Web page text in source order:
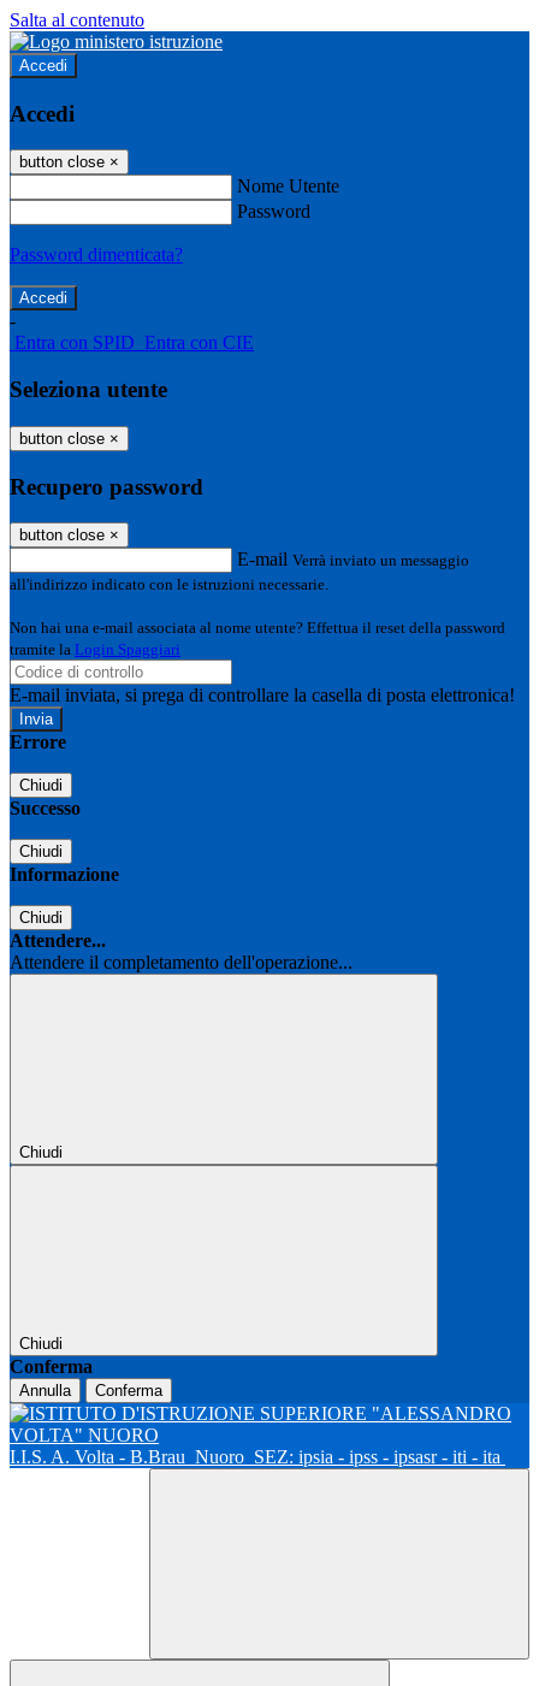
Salta al contenuto
Accedi
Accedi
button close ×
Nome Utente
Password
Password dimenticata?
-
Entra con SPID Entra con CIE
Seleziona utente
button close ×
Recupero password
button close ×
E-mail Verrà inviato un messaggio
all'indirizzo indicato con le istruzioni necessarie.
Non hai una e-mail associata al nome utente? Effettua il reset della password
tramite la Login Spaggiari
E-mail inviata, si prega di controllare la casella di posta elettronica!
Errore
Chiudi
Successo
Chiudi
Informazione
Chiudi
Attendere...
Attendere il completamento dell'operazione...
Chiudi
Chiudi
Conferma
Annulla Conferma
I.I.S. A. Volta - B.Brau Nuoro SEZ: ipsia - ipss - ipsasr - iti - ita